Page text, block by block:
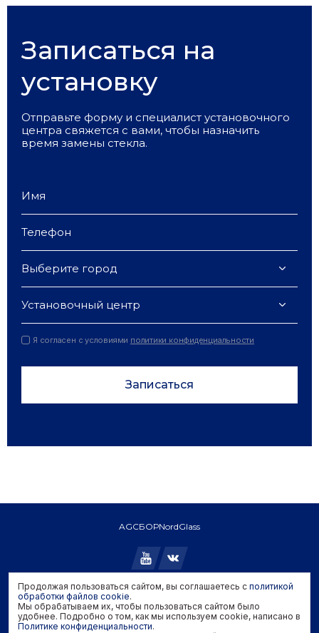
Записаться на
установку
Отправьте форму и специалист установочного
центра свяжется с вами, чтобы назначить
время замены стекла.
Выберите город
Установочный центр
Я согласен с условиями политики конфиденциальности
Записаться
AGCБОРNordGlass
Copyright © 2026 AGC. All rights reserved.
Политика конфиденциальности
Политика обработки файлов cookie
Продолжая пользоваться сайтом, вы соглашаетесь с политикой
обработки файлов cookie.
Мы обрабатываем их, чтобы пользоваться сайтом было
удобнее. Подробно о том, как мы используем cookie, написано в
Политике конфиденциальности.